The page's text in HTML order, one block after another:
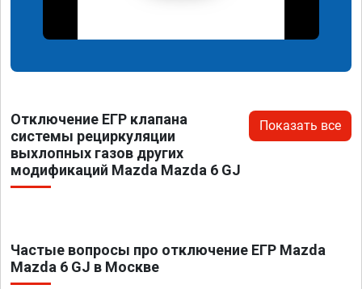
Отключение ЕГР клапана
системы рециркуляции
выхлопных газов других
модификаций Mazda Mazda 6 GJ
Показать все
Частые вопросы про отключение ЕГР Mazda
Mazda 6 GJ в Москве